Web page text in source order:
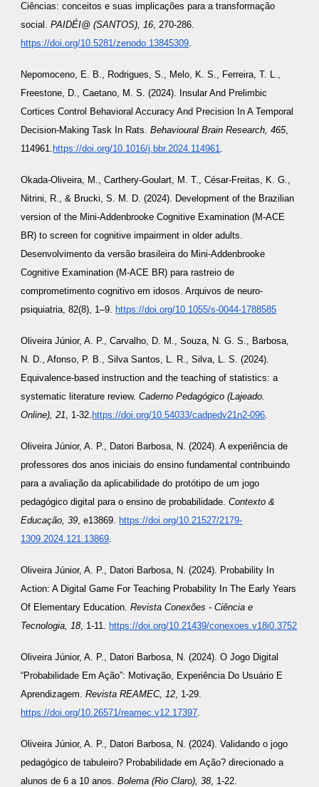
Ciências: conceitos e suas implicações para a transformação
social.PAIDÉI@ (SANTOS), 16, 270-286.
https://doi.org/10.5281/zenodo.13845309.
Nepomoceno, E. B., Rodrigues, S., Melo, K. S., Ferreira, T. L.,
Freestone, D., Caetano, M. S. (2024). Insular And Prelimbic
Cortices Control Behavioral Accuracy And Precision In A Temporal
Decision-Making Task In Rats.Behavioural Brain Research, 465,
114961. https://doi.org/10.1016/j.bbr.2024.114961.
Okada-Oliveira, M., Carthery-Goulart, M. T., César-Freitas, K. G.,
Nitrini, R., & Brucki, S. M. D. (2024). Development of the Brazilian
version of the Mini-Addenbrooke Cognitive Examination (M-ACE
BR) to screen for cognitive impairment in older adults.
Desenvolvimento da versão brasileira do Mini-Addenbrooke
Cognitive Examination (M-ACE BR) para rastreio de
comprometimento cognitivo em idosos. Arquivos de neuro-
psiquiatria, 82(8), 1–9. https://doi.org/10.1055/s-0044-1788585
Oliveira Júnior, A. P., Carvalho, D. M., Souza, N. G. S., Barbosa,
N. D., Afonso, P. B., Silva Santos, L. R., Silva, L. S. (2024).
Equivalence-based instruction and the teaching of statistics: a
systematic literature review.Caderno Pedagógico (Lajeado.
Online), 21, 1-32. https://doi.org/10.54033/cadpedv21n2-096.
Oliveira Júnior, A. P., Datori Barbosa, N. (2024). A experiência de
professores dos anos iniciais do ensino fundamental contribuindo
para a avaliação da aplicabilidade do protótipo de um jogo
pedagógico digital para o ensino de probabilidade. Contexto &
Educação, 39, e13869. https://doi.org/10.21527/2179-
1309.2024.121.13869.
Oliveira Júnior, A. P., Datori Barbosa, N. (2024). Probability In
Action: A Digital Game For Teaching Probability In The Early Years
Of Elementary Education.Revista Conexões - Ciência e
Tecnologia, 18, 1-11. https://doi.org/10.21439/conexoes.v18i0.3752
Oliveira Júnior, A. P., Datori Barbosa, N. (2024). O Jogo Digital
“Probabilidade Em Ação”: Motivação, Experiência Do Usuário E
Aprendizagem.Revista REAMEC, 12, 1-29.
https://doi.org/10.26571/reamec.v12.17397.
Oliveira Júnior, A. P., Datori Barbosa, N. (2024). Validando o jogo
pedagógico de tabuleiro? Probabilidade em Ação? direcionado a
alunos de 6 a 10 anos.Bolema (Rio Claro), 38, 1-22.